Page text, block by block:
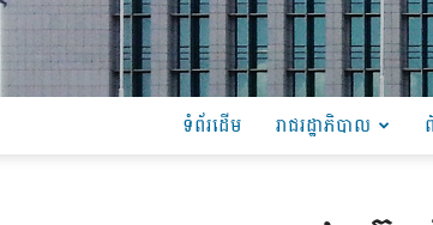
ទំព័រដើម រាជរដ្ឋាភិបាល